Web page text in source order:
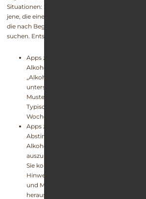
Situationen: Solche, die ihren Alkoholkonsum
jene, die eine bestehende Abstinenz erhalten
die nach Begleitung, Motivation oder
suchen. Entsprechend vielfältig sind die App-
Apps zur
Alkohol-Apps“
„Alkoholkonsum“
unterstützen Nutzer dabei, ihr
Muster zu erkennen und realistische
Typische Funktionen sind: tägliches
Wochen- und Monatsübersichten.
Apps zur
Abstinenz-Apps“
Alkohol Challenge“-Apps
auszubauen, Rückfälle zu vermeiden
Sie kombinieren Abstinenz-Tracker,
Hinweise auf Auslöser, zeigen nüchterne
und Meilensteine an und fördern das
herausfordernden Phasen.